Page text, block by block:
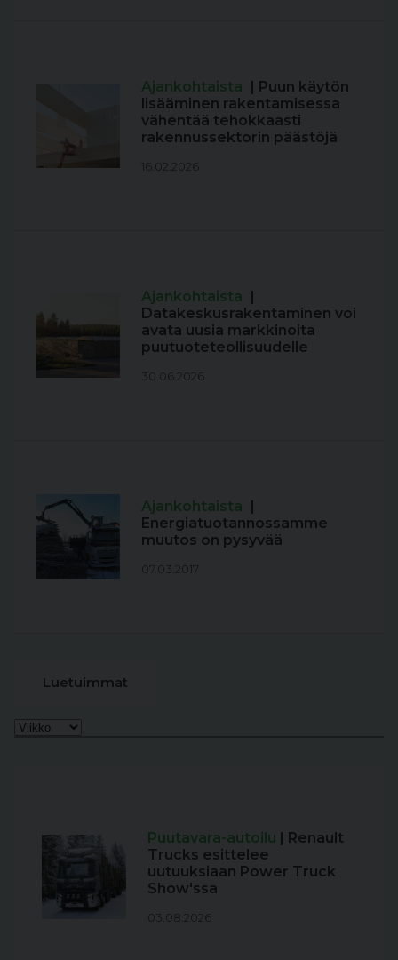
Ajankohtaista | Puun käytön
lisääminen rakentamisessa
vähentää tehokkaasti
rakennussektorin päästöjä
16.02.2026
Ajankohtaista |
Datakeskusrakentaminen voi
avata uusia markkinoita
puutuoteteollisuudelle
30.06.2026
Ajankohtaista |
Energiatuotannossamme
muutos on pysyvää
07.03.2017
Luetuimmat
Puutavara-autoilu | Renault
Trucks esittelee
uutuuksiaan Power Truck
Show'ssa
03.08.2026